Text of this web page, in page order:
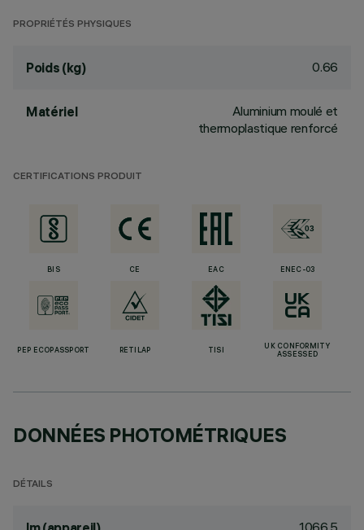
PROPRIÉTÉS PHYSIQUES
Poids (kg) 0.66
Matériel
Aluminium moulé et
thermoplastique renforcé
CERTIFICATIONS PRODUIT
BIS CE EAC ENEC-03
PEP ECOPASSPORT RETILAP TISI
UK CONFORMITY
ASSESSED
DONNÉES PHOTOMÉTRIQUES
DÉTAILS
1066.5